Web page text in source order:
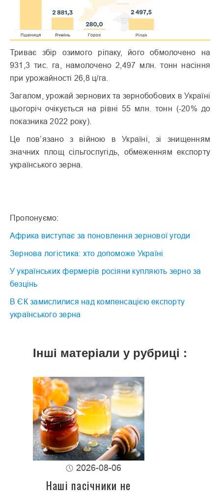
Триває збір озимого ріпаку, його обмолочено на
931,3 тис. га, намолочено 2,497 млн. тонн насіння
при урожайності 26,8 ц/га.
Загалом, урожай зернових та зернобобових в Україні
цьогоріч очікується на рівні 55 млн. тонн (-20% до
показника 2022 року).
Це пов’язано з війною в Україні, зі знищенням
значних площ сільгоспугідь, обмеженням експорту
українського зерна.
Пропонуємо:
Африка виступає за поновлення зернової угоди
Зернова логістика: хто допоможе Україні
У українських фермерів росіяни купляють зерно за
безцінь
В ЄК замислилися над компенсацією експорту
українського зерна
Інші матеріали у рубриці :
2026-08-06
Наші пасічники не